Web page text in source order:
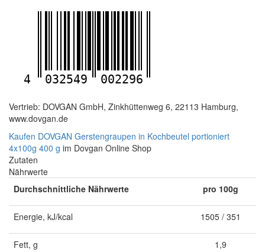
4 032549 002296
Vertrieb: DOVGAN GmbH, Zinkhüttenweg 6, 22113 Hamburg,
www.dovgan.de
Kaufen DOVGAN Gerstengraupen in Kochbeutel portioniert
4x100g 400 g im Dovgan Online Shop
Zutaten
Nährwerte
Durchschnittliche Nährwerte
pro 100g
Energie, kJ/kcal 1505 / 351
Fett, g 1,9